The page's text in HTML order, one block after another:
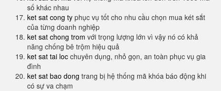
số khác nhau
ket sat cong ty phục vụ tốt cho nhu cầu chọn mua két sắt
của từng doanh nghiệp
ket sat chong trom với trọng lượng lớn vì vậy nó có khả
năng chống bê trộm hiệu quả
ket sat tai loc chuyên dụng, nhỏ gọn, an toàn phục vụ gia
đình
ket sat bao dong trang bị hệ thống mã khóa báo động khi
có sự va chạm